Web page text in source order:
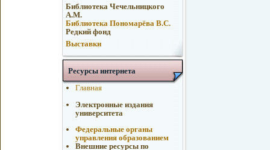
Библиотека Чечельницкого
А.М.
Библиотека Пономарёва В.С.
Редкий фонд
Выставки
Ресурсы интернета
Главная
Электронные издания
университета
Федеральные органы
управления образованием
Внешние ресурсы по